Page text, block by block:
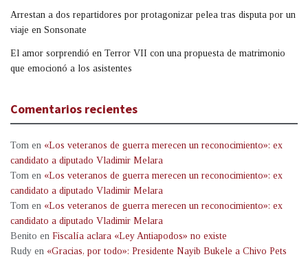
Arrestan a dos repartidores por protagonizar pelea tras disputa por un
viaje en Sonsonate
El amor sorprendió en Terror VII con una propuesta de matrimonio
que emocionó a los asistentes
Comentarios recientes
Tom en «Los veteranos de guerra merecen un reconocimiento»: ex
candidato a diputado Vladimir Melara
Tom en «Los veteranos de guerra merecen un reconocimiento»: ex
candidato a diputado Vladimir Melara
Tom en «Los veteranos de guerra merecen un reconocimiento»: ex
candidato a diputado Vladimir Melara
Benito en Fiscalía aclara «Ley Antiapodos» no existe
Rudy en «Gracias, por todo»: Presidente Nayib Bukele a Chivo Pets